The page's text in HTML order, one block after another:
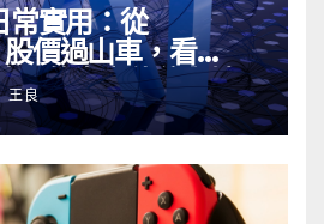
常實用：從
價過山車，看
的真實伏位與妙用
王良